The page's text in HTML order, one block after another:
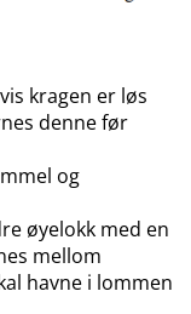
kragen er løs
denne før
og
øyelokk med en
mellom
havne i lommen